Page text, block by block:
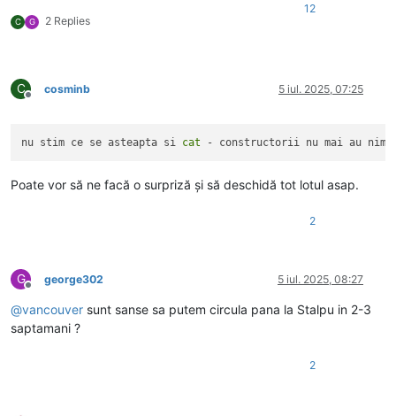
C G 2 Replies
12
C
Deconectat
cosminb 5 iul. 2025, 07:25
nu stim ce se asteapta si cat
Poate vor să ne facă o surpriză și să deschidă tot lotul asap.
2
G
Deconectat
george302 5 iul. 2025, 08:27
@vancouver sunt sanse sa putem circula pana la Stalpu in 2-3
saptamani ?
2